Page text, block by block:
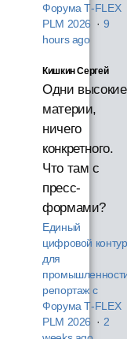
Форума T‑FLEX
PLM 2026 · 9
hours ago
Кишкин Сергей
Одни высокие
материи,
ничего
конкретного.
Что там с
пресс-
формами?
Единый
цифровой контур
для
репортаж с
Форума T‑FLEX
PLM 2026 · 2